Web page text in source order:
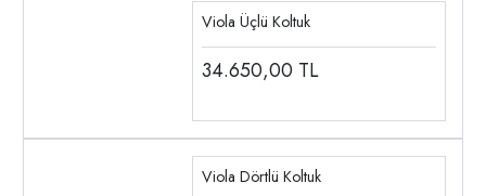
Viola Üçlü Koltuk
34.650,00 TL
Viola Dörtlü Koltuk